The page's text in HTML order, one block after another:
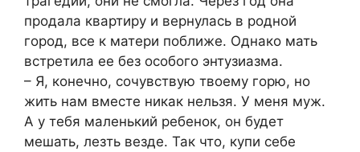
продала квартиру и вернулась в родной
город, все к матери поближе. Однако мать
встретила ее без особого энтузиазма.
– Я, конечно, сочувствую твоему горю, но
жить нам вместе никак нельзя. У меня муж.
А у тебя маленький ребенок, он будет
мешать, лезть везде. Так что, купи себе